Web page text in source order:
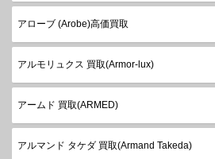
アローブ
アルモリュクス 買取(Armor-lux)
アームド 買取(ARMED)
アルマンド タケダ 買取(Armand Takeda)